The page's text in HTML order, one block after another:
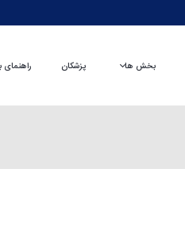
راهنمای پزشکان بخش ها